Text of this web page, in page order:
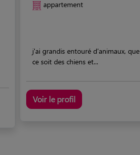
appartement
j'ai grandis entouré d'animaux, que
ce soit des chiens et...
Voir le profil